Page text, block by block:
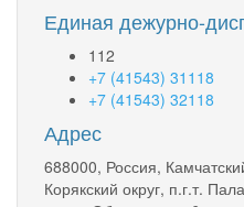
Единая дежурно-
112
+7 (41543) 31118
+7 (41543) 32118
Адрес
688000, Россия,
Корякский округ, п.г.т.